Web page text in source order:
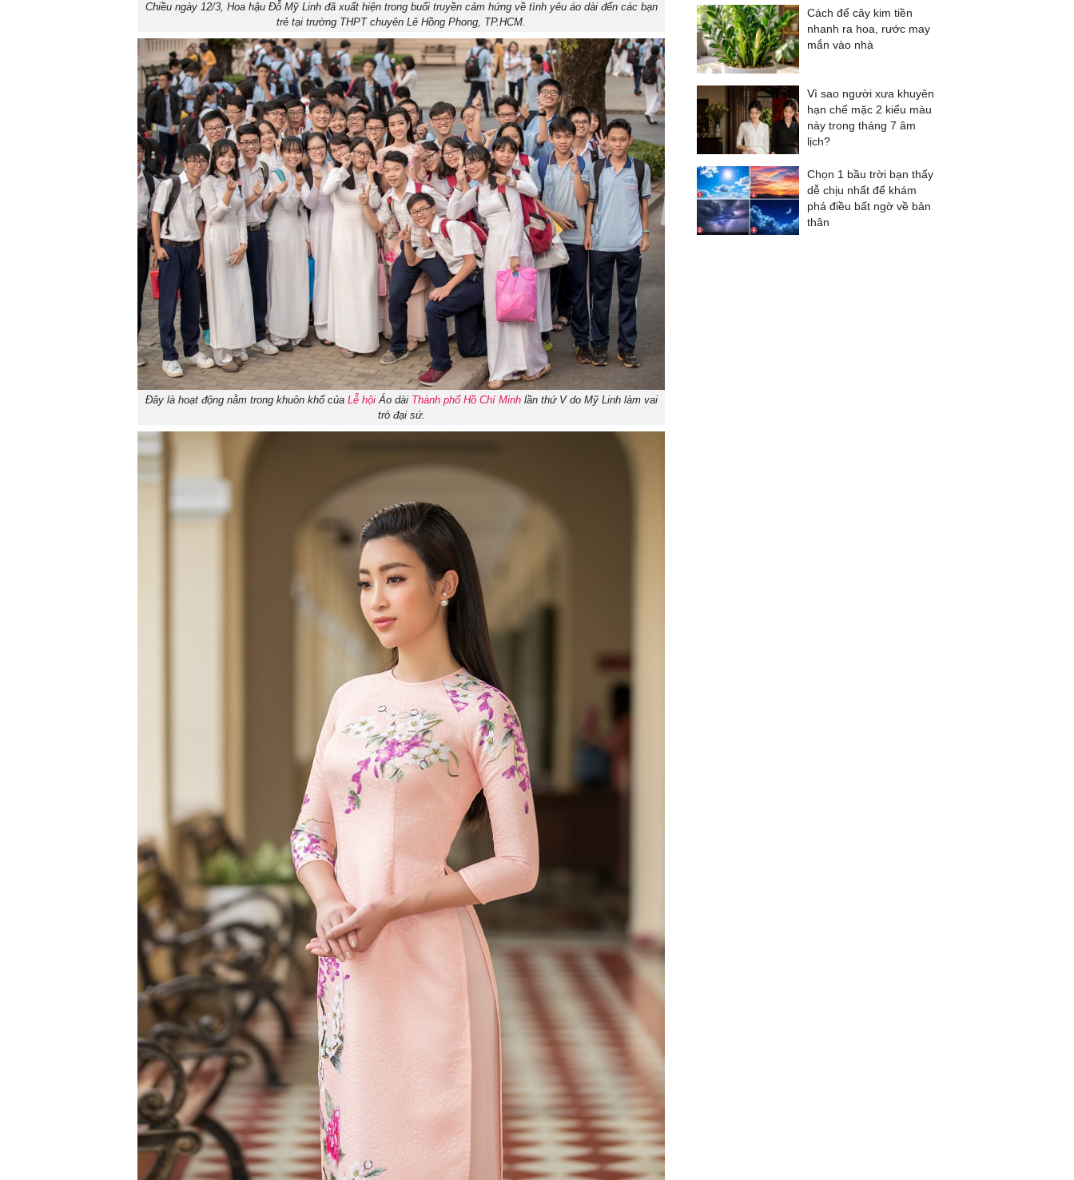
Chiều ngày 12/3, Hoa hậu Đỗ Mỹ Linh đã xuất hiện trong buổi truyền cảm hứng về tình yêu áo dài đến các bạn
trẻ tại trường THPT chuyên Lê Hồng Phong, TP.HCM.
Đây là hoạt động nằm trong khuôn khổ của Lễ hộiÁo dài Thành phố Hồ Chí Minhlần thứ V do Mỹ Linh làm vai
trò đại sứ.
Cách để cây kim tiền
nhanh ra hoa, rước may
mắn vào nhà
Vì sao người xưa khuyên
hạn chế mặc 2 kiểu màu
này trong tháng 7 âm
lịch?
Chọn 1 bầu trời bạn thấy
dễ chịu nhất để khám
phá điều bất ngờ về bản
thân